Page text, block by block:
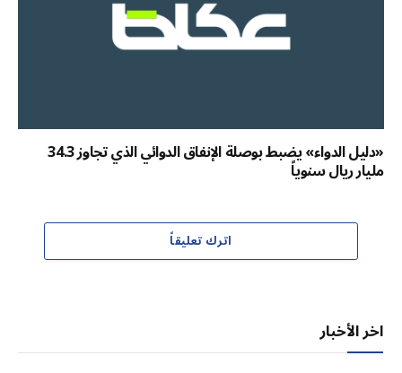
«دليل الدواء» يضبط بوصلة الإنفاق الدوائي الذي تجاوز 34.3
مليار ريال سنوياً
اترك تعليقاً
اخر الأخبار